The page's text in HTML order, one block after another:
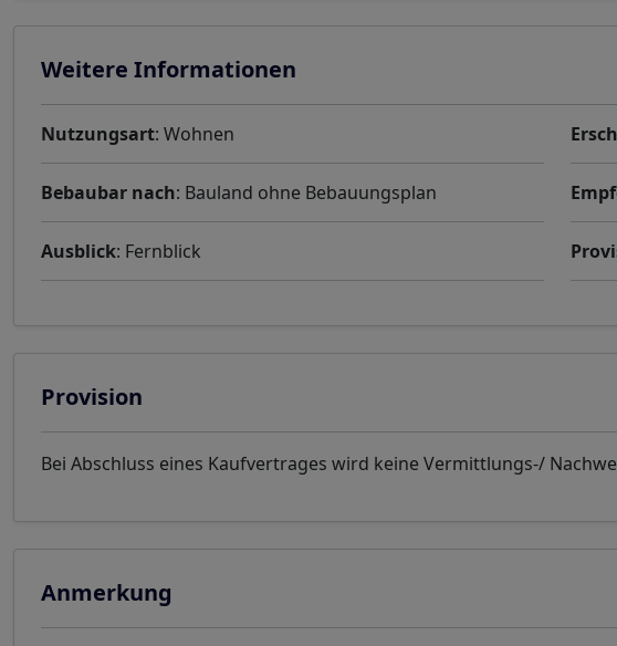
Weitere Informationen
Nutzungsart: Wohnen
Bebaubar nach: Bauland ohne Bebauungsplan
Ausblick: Fernblick
Provision
Bei Abschluss eines Kaufvertrages wird keine Vermittlungs-/
Anmerkung